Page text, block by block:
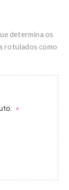
determina os
rotulados como
*